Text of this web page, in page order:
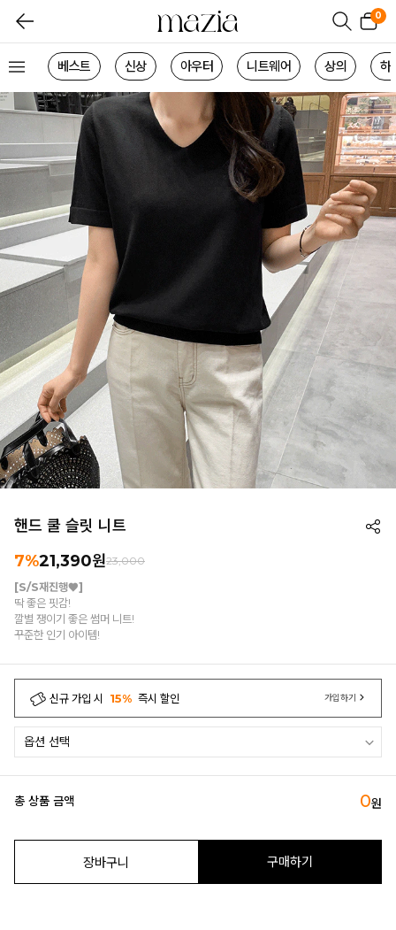
0
베스트 신상 아우터 니트웨어 상의 하
핸드 쿨 슬릿 니트
7%21,390원23,000
[S/S재진행♥]
딱 좋은 핏감!
깔별 쟁이기 좋은 썸머 니트!
꾸준한 인기 아이템!
신규 가입 시 15% 즉시 할인 가입하기
총 상품 금액 0원
장바구니 구매하기